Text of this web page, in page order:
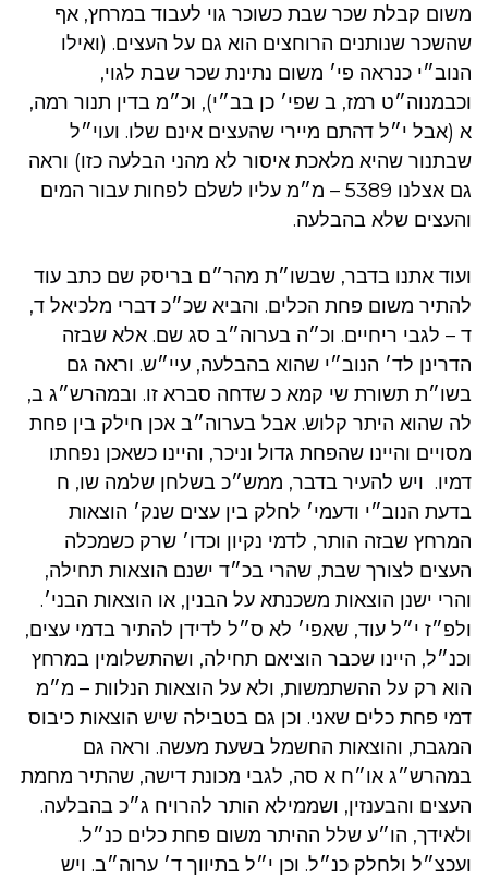
משום קבלת שכר שבת כשוכר גוי לעבוד במרחץ, אף
שהשכר שנותנים הרוחצים הוא גם על העצים. (ואילו
הנוב״י כנראה פי׳ משום נתינת שכר שבת לגוי,
וכבמנוה״ט רמז, ב שפי׳ כן בב״י), וכ״מ בדין תנור רמה,
א (אבל י״ל דהתם מיירי שהעצים אינם שלו. ועוי״ל
שבתנור שהיא מלאכת איסור לא מהני הבלעה כזו) וראה
גם אצלנו 5389 – מ״מ עליו לשלם לפחות עבור המים
והעצים שלא בהבלעה.
ועוד אתנו בדבר, שבשו״ת מהר״ם בריסק שם כתב עוד
להתיר משום פחת הכלים. והביא שכ״כ דברי מלכיאל ד,
ד – לגבי ריחיים. וכ״ה בערוה״ב סג שם. אלא שבזה
הדרינן לד׳ הנוב״י שהוא בהבלעה, עיי״ש. וראה גם
בשו״ת תשורת שי קמא כ שדחה סברא זו. ובמהרש״ג ב,
לה שהוא היתר קלוש. אבל בערוה״ב אכן חילק בין פחת
מסויים והיינו שהפחת גדול וניכר, והיינו כשאכן נפחתו
דמיו. ויש להעיר בדבר, ממש״כ בשלחן שלמה שו, ח
בדעת הנוב״י ודעמי׳ לחלק בין עצים שנק׳ הוצאות
המרחץ שבזה הותר, לדמי נקיון וכדו׳ שרק כשמכלה
העצים לצורך שבת, שהרי בכ״ד ישנם הוצאות תחילה,
והרי ישנן הוצאות משכנתא על הבנין, או הוצאות הבני׳.
ולפ״ז י״ל עוד, שאפי׳ לא ס״ל לדידן להתיר בדמי עצים,
וכנ״ל, היינו שכבר הוציאם תחילה, ושהתשלומין במרחץ
הוא רק על ההשתמשות, ולא על הוצאות הנלוות – מ״מ
דמי פחת כלים שאני. וכן גם בטבילה שיש הוצאות כיבוס
המגבת, והוצאות החשמל בשעת מעשה. וראה גם
במהרש״ג או״ח א סה, לגבי מכונת דישה, שהתיר מחמת
העצים והבענזין, ושממילא הותר להרויח ג״כ בהבלעה.
ולאידך, הו״ע שלל ההיתר משום פחת כלים כנ״ל.
ועכצ״ל ולחלק כנ״ל. וכן י״ל בתיווך ד׳ ערוה״ב. ויש